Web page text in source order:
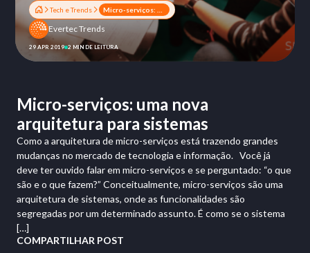
Tech e Trends
Evertec Trends
29 APR 2019 2 MIN DE LEITURA
Micro-serviços: uma nova
arquitetura para sistemas
Como a arquitetura de micro-serviços está trazendo grandes
mudanças no mercado de tecnologia e informação. Você já
deve ter ouvido falar em micro-serviços e se perguntado: “o que
são e o que fazem?” Conceitualmente, micro-serviços são uma
arquitetura de sistemas, onde as funcionalidades são
segregadas por um determinado assunto. É como se o sistema
[…]
COMPARTILHAR POST